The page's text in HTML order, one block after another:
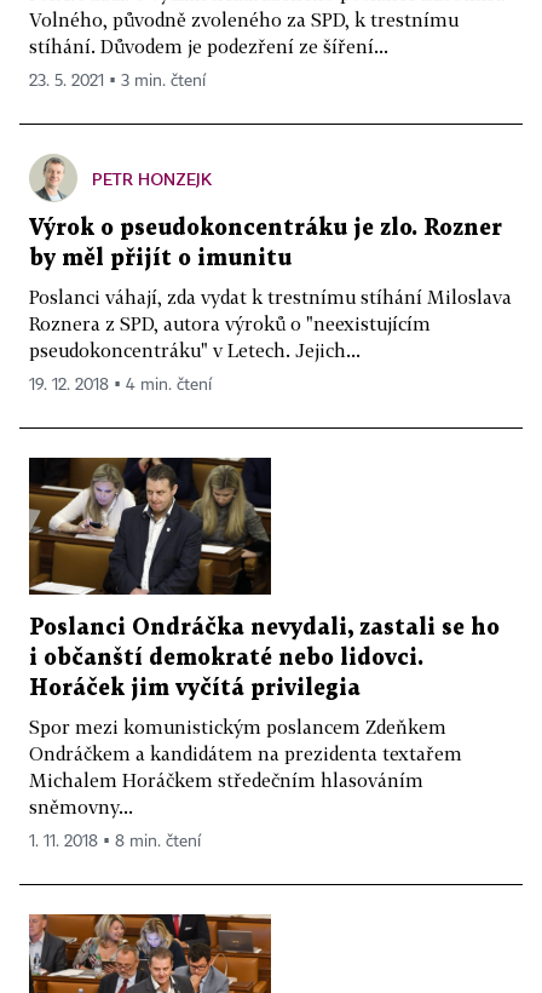
Volného, původně zvoleného za SPD, k trestnímu
stíhání. Důvodem je podezření ze šíření...
23. 5. 2021 ▪ 3 min. čtení
PETR HONZEJK
Výrok o pseudokoncentráku je zlo. Rozner
by měl přijít o imunitu
Poslanci váhají, zda vydat k trestnímu stíhání Miloslava
Roznera z SPD, autora výroků o "neexistujícím
pseudokoncentráku" v Letech. Jejich...
19. 12. 2018 ▪ 4 min. čtení
Poslanci Ondráčka nevydali, zastali se ho
i občanští demokraté nebo lidovci.
Horáček jim vyčítá privilegia
Spor mezi komunistickým poslancem Zdeňkem
Ondráčkem a kandidátem na prezidenta textařem
Michalem Horáčkem středečním hlasováním
sněmovny...
1. 11. 2018 ▪ 8 min. čtení